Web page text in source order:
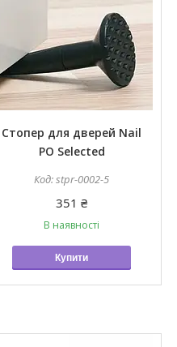
Стопер для дверей Nail
PO Selected
stpr-0002-5
351 ₴
В наявності
Купити